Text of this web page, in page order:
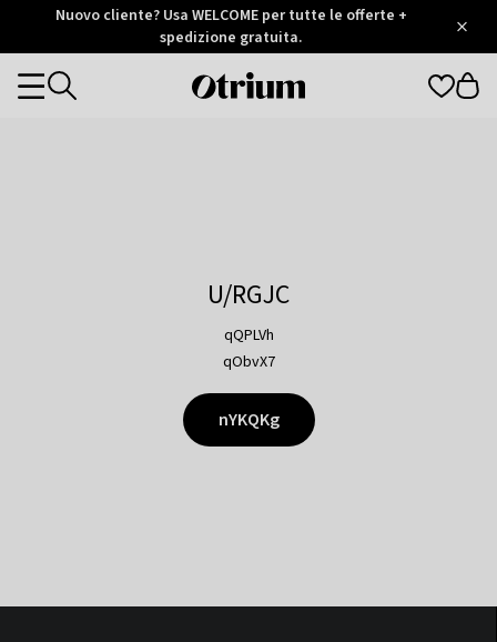
Otrium
Trustpilot
Nuovo cliente? Usa WELCOME per tutte le offerte +
spedizione gratuita.
Otrium
Categories
U/RGJC
qQPLVh
qObvX7
nYKQKg